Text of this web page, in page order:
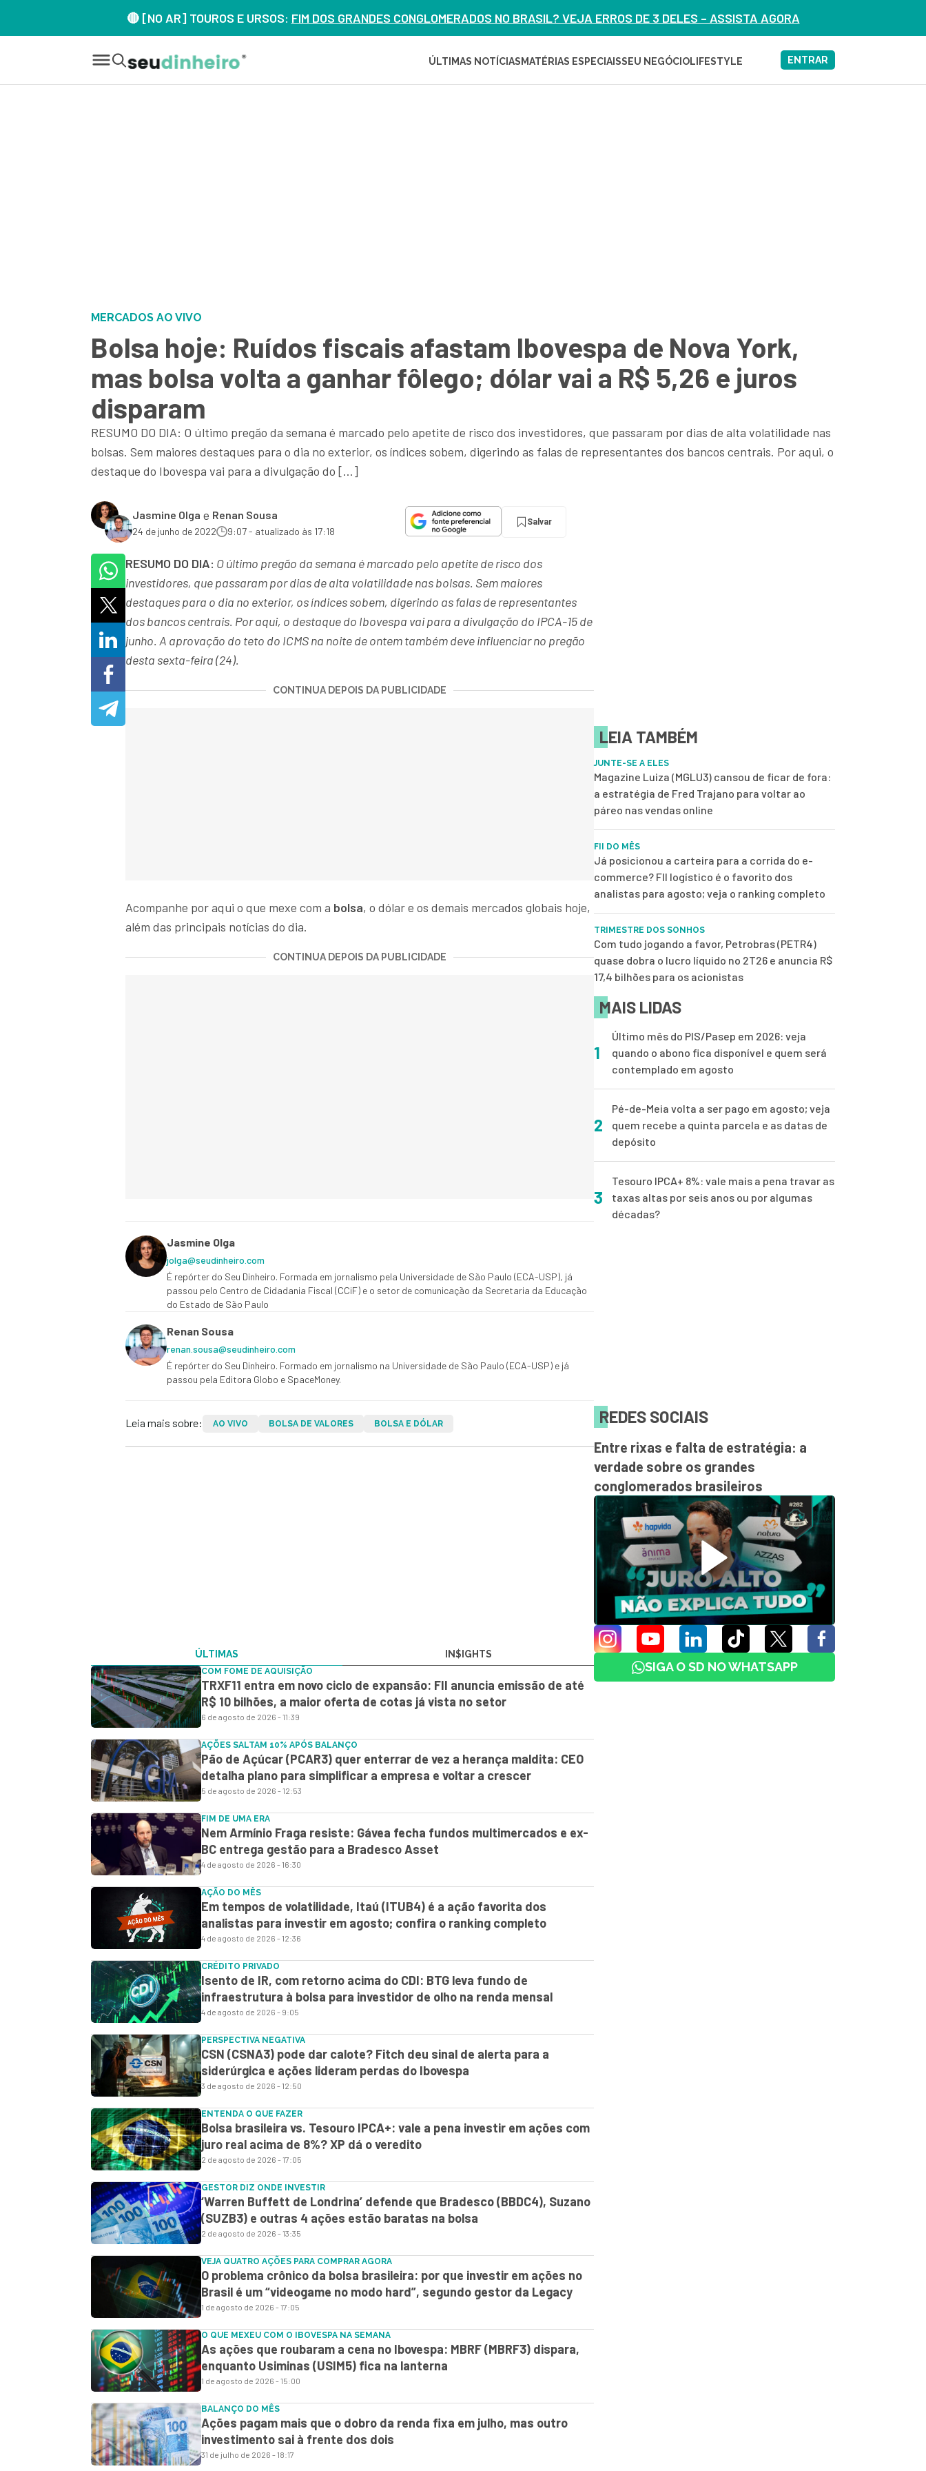
🔴 [NO AR] TOUROS E URSOS: FIM DOS GRANDES CONGLOMERADOS NO BRASIL? VEJA ERROS DE 3 DELES – ASSISTA AGORA
ÚLTIMAS NOTÍCIAS MATÉRIAS ESPECIAISSEU NEGÓCIOLIFESTYLE ENTRAR
MERCADOS AO VIVO
Bolsa hoje: Ruídos fiscais afastam Ibovespa de Nova York,
mas bolsa volta a ganhar fôlego; dólar vai a R$ 5,26 e juros
disparam
RESUMO DO DIA: O último pregão da semana é marcado pelo apetite de risco dos investidores, que passaram por dias de alta volatilidade nas
bolsas. Sem maiores destaques para o dia no exterior, os índices sobem, digerindo as falas de representantes dos bancos centrais. Por aqui, o
destaque do Ibovespa vai para a divulgação do […]
Jasmine Olga e Renan Sousa
24 de junho de 2022 9:07 - atualizado às 17:18
Salvar
RESUMO DO DIA: O último pregão da semana é marcado pelo apetite de risco dos
investidores, que passaram por dias de alta volatilidade nas bolsas. Sem maiores
destaques para o dia no exterior, os índices sobem, digerindo as falas de representantes
dos bancos centrais. Por aqui, o destaque do Ibovespa vai para a divulgação do IPCA-15 de
junho. A aprovação do teto do ICMS na noite de ontem também deve influenciar no pregão
desta sexta-feira (24).
CONTINUA DEPOIS DA PUBLICIDADE
Acompanhe por aqui o que mexe com a bolsa, o dólar e os demais mercados globais hoje,
além das principais notícias do dia.
CONTINUA DEPOIS DA PUBLICIDADE
Jasmine Olga
jolga@seudinheiro.com
É repórter do Seu Dinheiro. Formada em jornalismo pela Universidade de São Paulo (ECA-USP), já
passou pelo Centro de Cidadania Fiscal (CCiF) e o setor de comunicação da Secretaria da Educação
do Estado de São Paulo
Renan Sousa
renan.sousa@seudinheiro.com
É repórter do Seu Dinheiro. Formado em jornalismo na Universidade de São Paulo (ECA-USP) e já
passou pela Editora Globo e SpaceMoney.
Leia mais sobre: AO VIVO BOLSA DE VALORES BOLSA E DÓLAR
ÚLTIMAS IN$IGHTS
COM FOME DE AQUISIÇÃO
TRXF11 entra em novo ciclo de expansão: FII anuncia emissão de até
R$ 10 bilhões, a maior oferta de cotas já vista no setor
6 de agosto de 2026 - 11:39
AÇÕES SALTAM 10% APÓS BALANÇO
Pão de Açúcar (PCAR3) quer enterrar de vez a herança maldita: CEO
detalha plano para simplificar a empresa e voltar a crescer
5 de agosto de 2026 - 12:53
FIM DE UMA ERA
Nem Armínio Fraga resiste: Gávea fecha fundos multimercados e ex-
BC entrega gestão para a Bradesco Asset
4 de agosto de 2026 - 16:30
AÇÃO DO MÊS
Em tempos de volatilidade, Itaú (ITUB4) é a ação favorita dos
analistas para investir em agosto; confira o ranking completo
4 de agosto de 2026 - 12:36
CRÉDITO PRIVADO
Isento de IR, com retorno acima do CDI: BTG leva fundo de
infraestrutura à bolsa para investidor de olho na renda mensal
4 de agosto de 2026 - 9:05
PERSPECTIVA NEGATIVA
CSN (CSNA3) pode dar calote? Fitch deu sinal de alerta para a
siderúrgica e ações lideram perdas do Ibovespa
3 de agosto de 2026 - 12:50
ENTENDA O QUE FAZER
Bolsa brasileira vs. Tesouro IPCA+: vale a pena investir em ações com
juro real acima de 8%? XP dá o veredito
2 de agosto de 2026 - 17:05
GESTOR DIZ ONDE INVESTIR
‘Warren Buffett de Londrina’ defende que Bradesco (BBDC4), Suzano
(SUZB3) e outras 4 ações estão baratas na bolsa
2 de agosto de 2026 - 13:35
VEJA QUATRO AÇÕES PARA COMPRAR AGORA
O problema crônico da bolsa brasileira: por que investir em ações no
Brasil é um “videogame no modo hard”, segundo gestor da Legacy
1 de agosto de 2026 - 17:05
O QUE MEXEU COM O IBOVESPA NA SEMANA
As ações que roubaram a cena no Ibovespa: MBRF (MBRF3) dispara,
enquanto Usiminas (USIM5) fica na lanterna
1 de agosto de 2026 - 15:00
BALANÇO DO MÊS
Ações pagam mais que o dobro da renda fixa em julho, mas outro
investimento sai à frente dos dois
31 de julho de 2026 - 18:17
LEIA TAMBÉM
JUNTE-SE A ELES
Magazine Luiza (MGLU3) cansou de ficar de fora:
a estratégia de Fred Trajano para voltar ao
páreo nas vendas online
FII DO MÊS
Já posicionou a carteira para a corrida do e-
commerce? FII logístico é o favorito dos
analistas para agosto; veja o ranking completo
TRIMESTRE DOS SONHOS
Com tudo jogando a favor, Petrobras (PETR4)
quase dobra o lucro líquido no 2T26 e anuncia R$
17,4 bilhões para os acionistas
MAIS LIDAS
1
Último mês do PIS/Pasep em 2026: veja
quando o abono fica disponível e quem será
contemplado em agosto
2
Pé-de-Meia volta a ser pago em agosto; veja
quem recebe a quinta parcela e as datas de
depósito
3
Tesouro IPCA+ 8%: vale mais a pena travar as
taxas altas por seis anos ou por algumas
décadas?
REDES SOCIAIS
Entre rixas e falta de estratégia: a
verdade sobre os grandes
conglomerados brasileiros
SIGA O SD NO WHATSAPP